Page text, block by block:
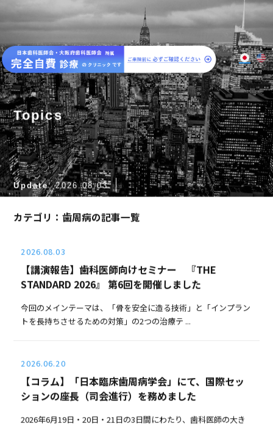
大阪梅田のインプラント
歯周病専門歯科 SPIDO(スピード)
Topics
Update: 2026.08.03
カテゴリ：歯周病の記事一覧
2026.08.03
【講演報告】歯科医師向けセミナー 『THE
STANDARD 2026』 第6回を開催しました
今回のメインテーマは、「骨を安全に造る技術」と「インプラン
トを長持ちさせるための対策」の2つの治療テ ...
2026.06.20
【コラム】「日本臨床歯周病学会」にて、国際セッ
ションの座長（司会進行）を務めました
2026年6月19日・20日・21日の3日間にわたり、歯科医師の大き